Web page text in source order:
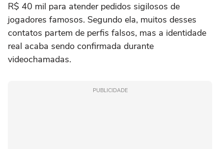
R$ 40 mil para atender pedidos sigilosos de
jogadores famosos. Segundo ela, muitos desses
contatos partem de perfis falsos, mas a identidade
real acaba sendo confirmada durante
videochamadas.
PUBLICIDADE